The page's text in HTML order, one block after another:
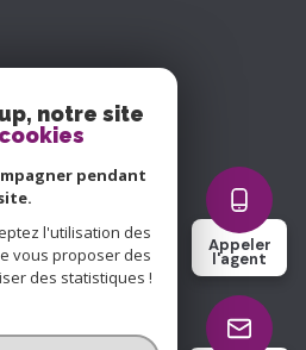
Appeler
l'agent
notre site
pendant
l'utilisation des
vous proposer des
des statistiques !